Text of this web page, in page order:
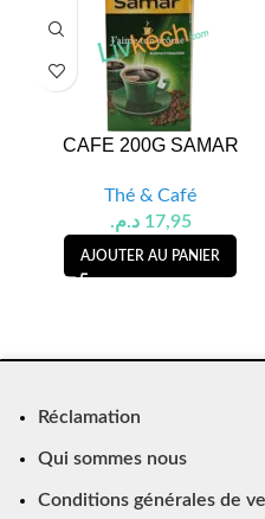
CAFE 200G SAMAR
Thé & Café
17,95 د.م.
AJOUTER AU PANIER
Réclamation
Qui sommes nous
Conditions générales de